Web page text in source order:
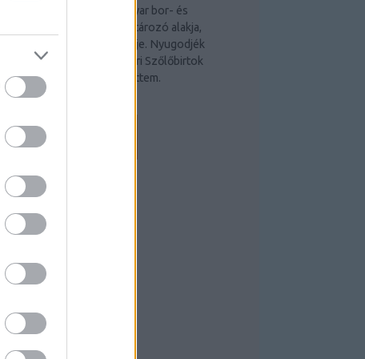
Szőlőbirtok alapítója, a magyar bor- és
pezsgőkultúra egyik meghatározó alakja,
2006-ban az Év Bortermelője. Nyugodjék
békében! A fotót a Garamvári Szőlőbirtok
facebook-oldaláról metszettem.
borrajongo.blog.hu
FEEDEK
bejegyzések
bejegyzések